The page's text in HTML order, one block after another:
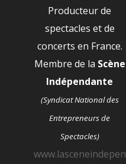
Producteur de
spectacles et de
concerts en France.
Membre de la Scène
Indépendante
(Syndicat National des
Entrepreneurs de
Spectacles)
www.lasceneindepen